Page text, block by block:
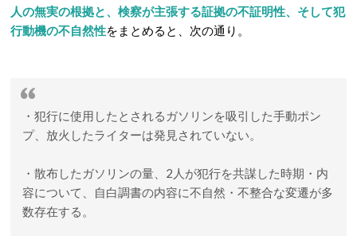
人の無実の根拠と、検察が主張する証拠の不証明性、そして犯
行動機の不自然性をまとめると、次の通り。
・犯行に使用したとされるガソリンを吸引した手動ポン
プ、放火したライターは発見されていない。
・散布したガソリンの量、2人が犯行を共謀した時期・内
容について、自白調書の内容に不自然・不整合な変遷が多
数存在する。